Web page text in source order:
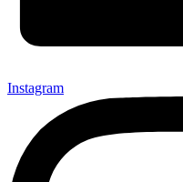
Instagram